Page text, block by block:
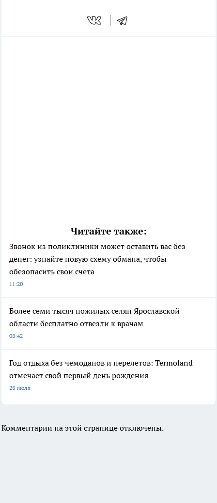
Читайте также:
Звонок из поликлиники может оставить вас без
денег: узнайте новую схему обмана, чтобы
обезопасить свои счета
11:20
Более семи тысяч пожилых селян Ярославской
области бесплатно отвезли к врачам
08:42
Год отдыха без чемоданов и перелетов: Termoland
отмечает свой первый день рождения
28 июля
Комментарии на этой странице отключены.